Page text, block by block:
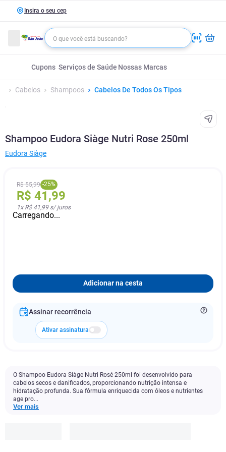
Insira o seu cep
Cupons Serviços de Saúde Nossas Marcas
Cabelos Shampoos Cabelos De Todos Os Tipos
Shampoo Eudora Siàge Nutri Rose 250ml
Eudora Siàge
R$ 55,99 -25%
R$ 41,99
1x R$ 41,99s/ juros
Carregando...
Adicionar na cesta
Assinar recorrência
Ativar assinatura
O Shampoo Eudora Siàge Nutri Rosé 250ml foi desenvolvido para
cabelos secos e danificados, proporcionando nutrição intensa e
hidratação profunda. Sua fórmula enriquecida com óleos e nutrientes
age pro...
Ver mais